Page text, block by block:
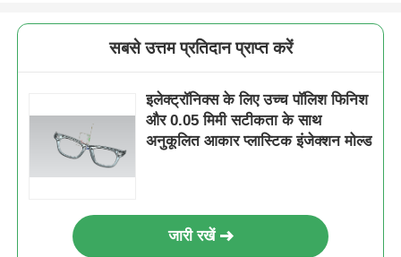
गियर मोल्ड
प्लास्टिक मोल्ड घटक
सबसे उत्तम प्रतिदान प्राप्त करें
इलेक्ट्रॉनिक्स के लिए उच्च पॉलिश फिनिश
और 0.05 मिमी सटीकता के साथ
अनुकूलित आकार प्लास्टिक इंजेक्शन मोल्ड
जारी रखें